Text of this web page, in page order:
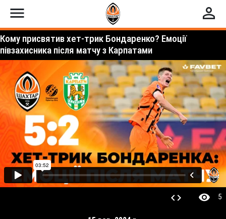
menu perm_identity
Кому присвятив хет-трик Бондаренко? Емоції
півзахисника після матчу з Карпатами
code visibility 5